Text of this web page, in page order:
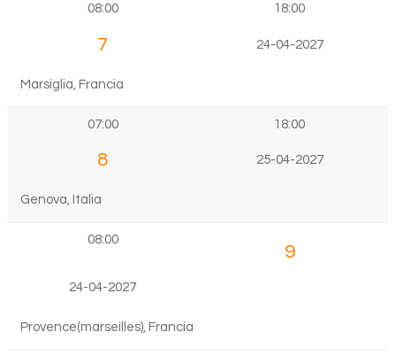
08:00 18:00
7 24-04-2027
Marsiglia, Francia
07:00 18:00
8 25-04-2027
Genova, Italia
08:00
9
24-04-2027
Provence(marseilles), Francia